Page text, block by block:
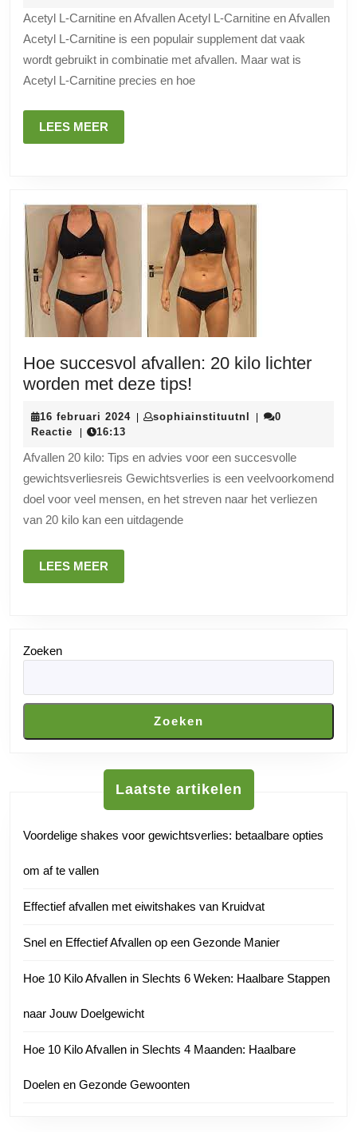
L-
Carnitine
bij
Acetyl L-Carnitine en Afvallen Acetyl L-Carnitine en Afvallen
Acetyl L-Carnitine is een populair supplement dat vaak
wordt gebruikt in combinatie met afvallen. Maar wat is
Acetyl L-Carnitine precies en hoe
LEES MEER
MEER
Hoe succesvol afvallen: 20 kilo lichter
worden met deze tips!
afvallen:
kilo
lichter
worden
16 februari 202416| sophiainstituutnl sophiainstituutnl
|
0
Reactie
| 16:13
Afvallen 20 kilo: Tips en advies voor een succesvolle
gewichtsverliesreis Gewichtsverlies is een veelvoorkomend
doel voor veel mensen, en het streven naar het verliezen
van 20 kilo kan een uitdagende
LEES MEER
MEER
Zoeken
Zoeken
Laatste artikelen
Voordelige shakes voor gewichtsverlies: betaalbare opties
om af te vallen
Effectief afvallen met eiwitshakes van Kruidvat
Snel en Effectief Afvallen op een Gezonde Manier
Hoe 10 Kilo Afvallen in Slechts 6 Weken: Haalbare Stappen
naar Jouw Doelgewicht
Hoe 10 Kilo Afvallen in Slechts 4 Maanden: Haalbare
Doelen en Gezonde Gewoonten